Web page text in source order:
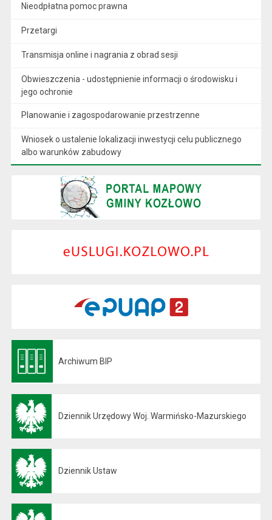
Nieodpłatna pomoc prawna
Przetargi
Transmisja online i nagrania z obrad sesji
Obwieszczenia - udostępnienie informacji o środowisku i
jego ochronie
Planowanie i zagospodarowanie przestrzenne
Wniosek o ustalenie lokalizacji inwestycji celu publicznego
albo warunków zabudowy
Archiwum BIP
Dziennik Urzędowy Woj. Warmińsko-Mazurskiego
Dziennik Ustaw